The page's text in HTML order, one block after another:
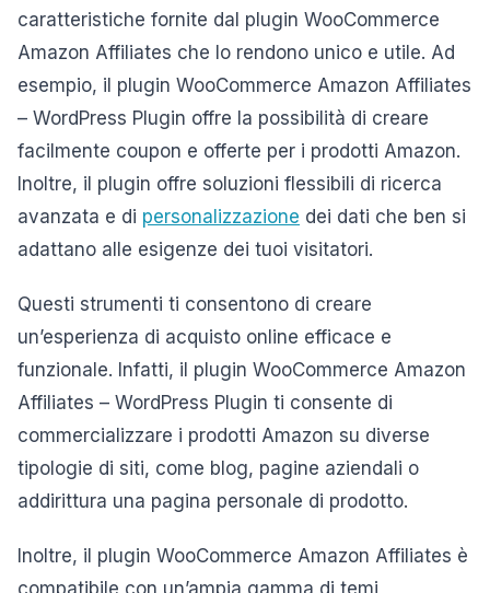
caratteristiche fornite dal plugin WooCommerce
Amazon Affiliates che lo rendono unico e utile. Ad
esempio, il plugin WooCommerce Amazon Affiliates
– WordPress Plugin offre la possibilità di creare
facilmente coupon e offerte per i prodotti Amazon.
Inoltre, il plugin offre soluzioni flessibili di ricerca
avanzata e di personalizzazione dei dati che ben si
adattano alle esigenze dei tuoi visitatori.
Questi strumenti ti consentono di creare
un’esperienza di acquisto online efficace e
funzionale. Infatti, il plugin WooCommerce Amazon
Affiliates – WordPress Plugin ti consente di
commercializzare i prodotti Amazon su diverse
tipologie di siti, come blog, pagine aziendali o
addirittura una pagina personale di prodotto.
Inoltre, il plugin WooCommerce Amazon Affiliates è